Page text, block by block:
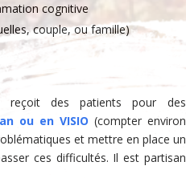
cognitive
couple, ou famille)
reçoit des patients pour des
ou en VISIO (compter environ
et mettre en place un
ces difficultés. Il est partisan